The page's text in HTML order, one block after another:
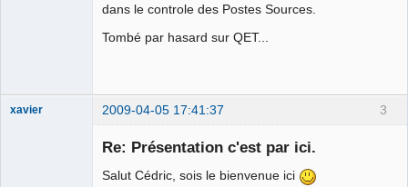
dans le controle des Postes Sources.
Tombé par hasard sur QET...
3
xavier 2009-04-05 17:41:37
Re: Présentation c'est par ici.
Salut Cédric, sois le bienvenue ici